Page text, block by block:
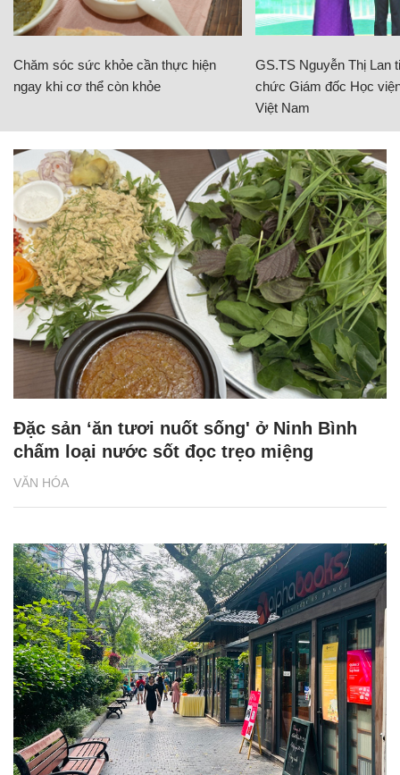
Chăm sóc sức khỏe cần thực hiện
ngay khi cơ thể còn khỏe
GS.TS Nguyễn Thị Lan
chức Giám đốc Học
Việt Nam
VĂN HÓA
Đặc sản ‘ăn tươi nuốt sống' ở Ninh Bình
chấm loại nước sốt đọc trẹo miệng